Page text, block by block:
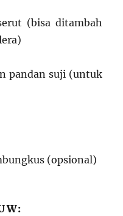
(bisa ditambah
pandan suji (untuk
(opsional)